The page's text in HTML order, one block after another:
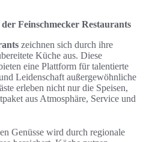
Feinschmecker Restaurants
zeichnen sich durch ihre
Küche aus. Diese
eine Plattform für talentierte
Leidenschaft außergewöhnliche
erleben nicht nur die Speisen,
aus Atmosphäre, Service und
Genüsse wird durch regionale